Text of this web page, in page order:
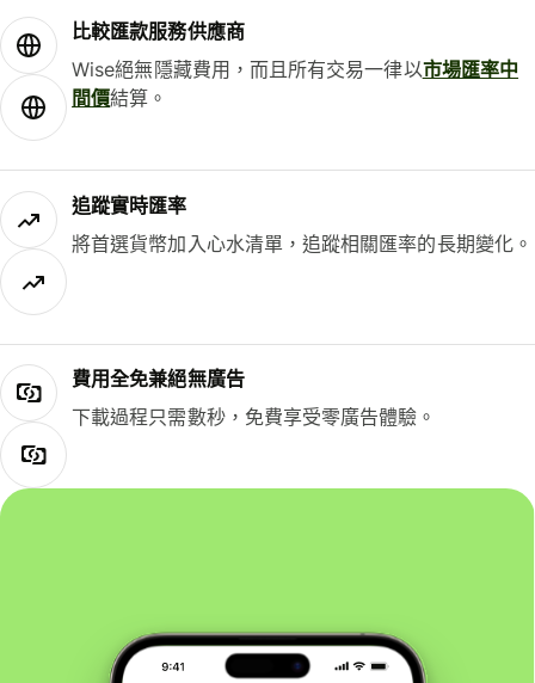
比較匯款服務供應商
Wise絕無隱藏費用，而且所有交易一律以市場匯率中
間價結算。
追蹤實時匯率
將首選貨幣加入心水清單，追蹤相關匯率的長期變化。
費用全免兼絕無廣告
下載過程只需數秒，免費享受零廣告體驗。